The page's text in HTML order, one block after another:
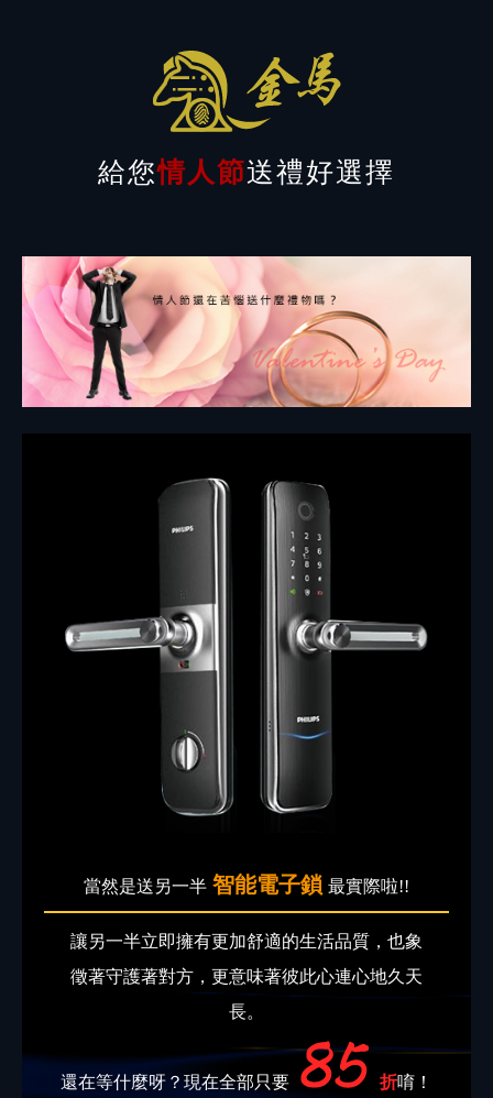
給您情人節送禮好選擇
當然是送另一半 智能電子鎖 最實際啦!!
讓另一半立即擁有更加舒適的生活品質，也象
徵著守護著對方，更意味著彼此心連心地久天
長。
還在等什麼呀？現在全部只要 折唷！